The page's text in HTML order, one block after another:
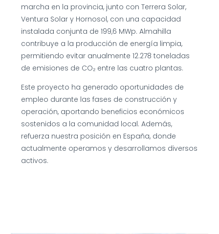
marcha en la provincia, junto con Terrera Solar,
Ventura Solar y Hornosol, con una capacidad
instalada conjunta de 199,6 MWp. Almahilla
contribuye a la producción de energía limpia,
permitiendo evitar anualmente 12.278 toneladas
de emisiones de CO₂ entre las cuatro plantas.
Este proyecto ha generado oportunidades de
empleo durante las fases de construcción y
operación, aportando beneficios económicos
sostenidos a la comunidad local. Además,
refuerza nuestra posición en España, donde
actualmente operamos y desarrollamos diversos
activos.